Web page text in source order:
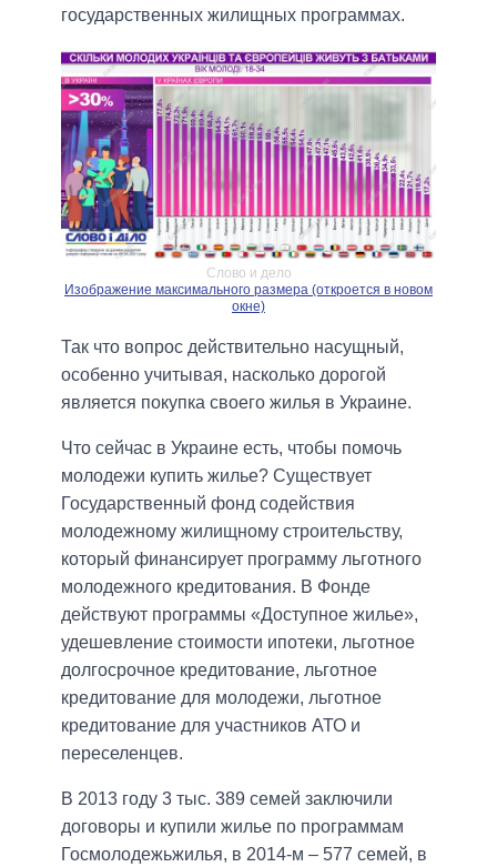
государственных жилищных программах.
Слово и дело
Изображение максимального размера (откроется в новом
окне)
Так что вопрос действительно насущный,
особенно учитывая, насколько дорогой
является покупка своего жилья в Украине.
Что сейчас в Украине есть, чтобы помочь
молодежи купить жилье? Существует
Государственный фонд содействия
молодежному жилищному строительству,
который финансирует программу льготного
молодежного кредитования. В Фонде
действуют программы «Доступное жилье»,
удешевление стоимости ипотеки, льготное
долгосрочное кредитование, льготное
кредитование для молодежи, льготное
кредитование для участников АТО и
переселенцев.
В 2013 году 3 тыс. 389 семей заключили
договоры и купили жилье по программам
Госмолодежьжилья, в 2014-м – 577 семей, в